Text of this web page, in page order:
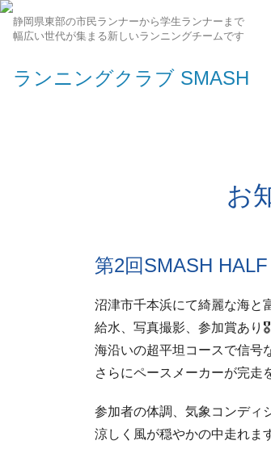
ランニングクラブ SMASH
静岡県東部の市民ランナーから学生ランナーまで
幅広い世代が集まる新しいランニングチームです
お
第2回SMASH HALF
沼津市千本浜にて綺麗な海と
給水、写真撮影、参加賞あり🎖️
海沿いの超平坦コースで信号
さらにペースメーカーが完走
参加者の体調、気象コンディ
涼しく風が穏やかの中走れま